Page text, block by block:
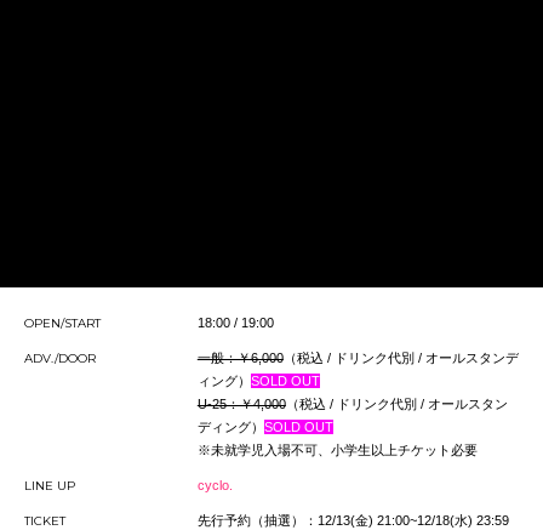
OPEN/START 18:00 / 19:00
ADV./DOOR 一般：￥6,000（税込 / ドリンク代別 / オールスタンデ
ィング） SOLD OUT
U-25：￥4,000（税込 / ドリンク代別 / オールスタン
ディング） SOLD OUT
※未就学児入場不可、小学生以上チケット必要
LINE UP cyclo.
TICKET
先行予約（抽選）：12/13(金) 21:00~12/18(水) 23:59